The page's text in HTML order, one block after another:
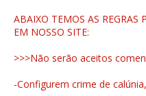
ABAIXO TEMOS AS REGRAS
EM NOSSO SITE:
>>>Não serão aceitos
-Configurem crime de